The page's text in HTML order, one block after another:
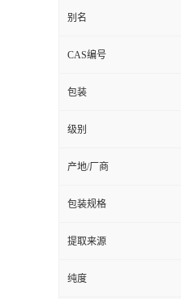
别名
CAS编号
包装
级别
产地/厂商
包装规格
提取来源
纯度